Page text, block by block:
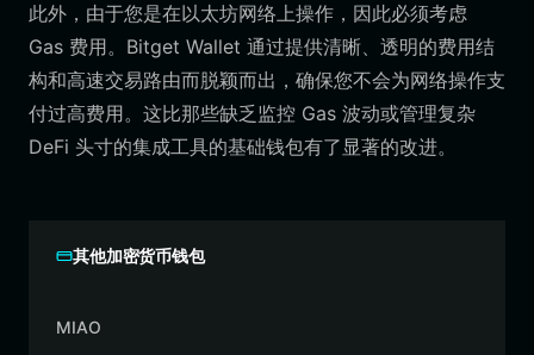
此外，由于您是在以太坊网络上操作，因此必须考虑
Gas 费用。Bitget Wallet 通过提供清晰、透明的费用结
构和高速交易路由而脱颖而出，确保您不会为网络操作支
付过高费用。这比那些缺乏监控 Gas 波动或管理复杂
DeFi 头寸的集成工具的基础钱包有了显著的改进。
其他加密货币钱包
MIAO